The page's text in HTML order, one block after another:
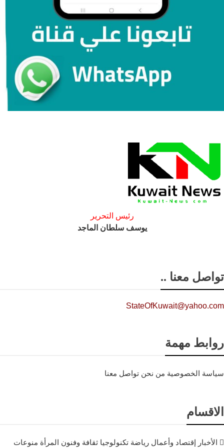
رئيس التحرير
يوسف سلطان الماجد
تواصل معنا ..
StateOfKuwait@yahoo.com
روابط مهمة
سياسة الخصوصية من نحن تواصل معنا
الاقسام
الأخبار إقتصاد وأعمال رياضة تكنولوجيا ثقافة وفنون المرأة منوعات